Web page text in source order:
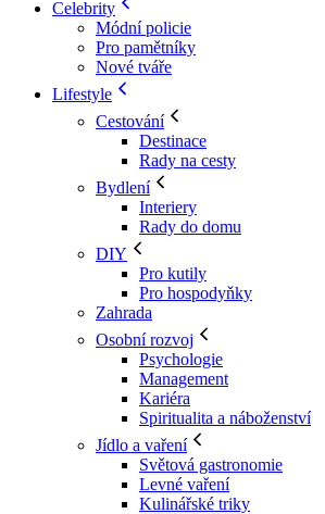
Celebrity
Módní policie
Pro pamětníky
Nové tváře
Lifestyle
Cestování
Destinace
Rady na cesty
Bydlení
Interiery
Rady do domu
DIY
Pro kutily
Pro hospodyňky
Zahrada
Osobní rozvoj
Psychologie
Management
Kariéra
Spiritualita a náboženství
Jídlo a vaření
Světová gastronomie
Levné vaření
Kulinářské triky